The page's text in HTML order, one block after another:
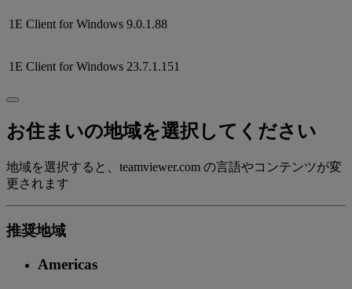
1E Client for Windows 9.0.1.88
1E Client for Windows 23.7.1.151
お住まいの地域を選択してください
地域を選択すると、teamviewer.com の言語やコンテンツが変
更されます
推奨地域
Americas